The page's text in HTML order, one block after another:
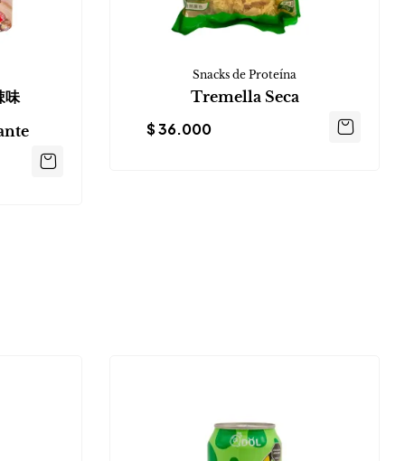
味
Snacks de Proteína
Tremella Seca
$36.000